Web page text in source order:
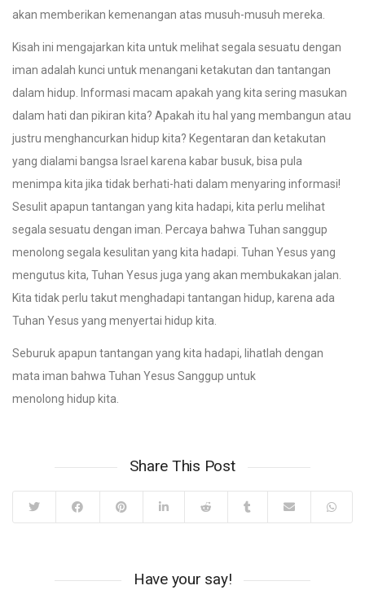
akan memberikan kemenangan atas musuh-musuh mereka.
Kisah ini mengajarkan kita untuk melihat segala sesuatu dengan
iman adalah kunci untuk menangani ketakutan dan tantangan
dalam hidup. Informasi macam apakah yang kita sering masukan
dalam hati dan pikiran kita? Apakah itu hal yang membangun atau
justru menghancurkan hidup kita? Kegentaran dan ketakutan
yang dialami bangsa Israel karena kabar busuk, bisa pula
menimpa kita jika tidak berhati-hati dalam menyaring informasi!
Sesulit apapun tantangan yang kita hadapi, kita perlu melihat
segala sesuatu dengan iman. Percaya bahwa Tuhan sanggup
menolong segala kesulitan yang kita hadapi. Tuhan Yesus yang
mengutus kita, Tuhan Yesus juga yang akan membukakan jalan.
Kita tidak perlu takut menghadapi tantangan hidup, karena ada
Tuhan Yesus yang menyertai hidup kita.
Seburuk apapun tantangan yang kita hadapi, lihatlah dengan
mata iman bahwa Tuhan Yesus Sanggup untuk
menolong hidup kita.
Share This Post
Have your say!